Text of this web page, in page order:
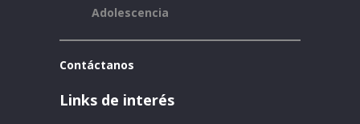
Adolescencia
Contáctanos
Links de interés